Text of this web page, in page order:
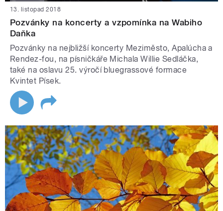
13. listopad 2018
Pozvánky na koncerty a vzpomínka na Wabiho
Daňka
Pozvánky na nejbližší koncerty Meziměsto, Apalúcha a
Rendez-fou, na písničkáře Michala Willie Sedláčka,
také na oslavu 25. výročí bluegrassové formace
Kvintet Písek.